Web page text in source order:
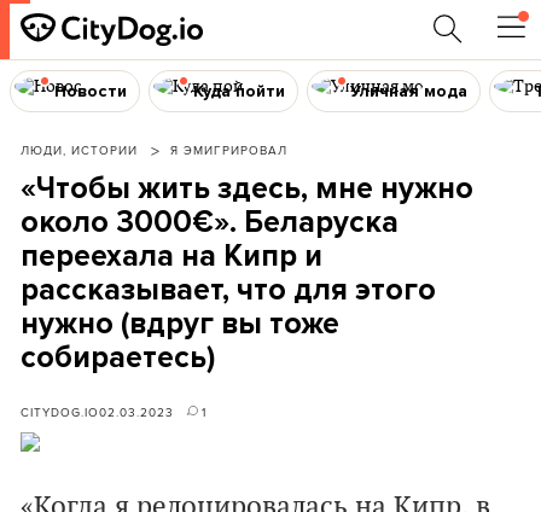
Новости Куда пойти Уличная мода
ЛЮДИ, ИСТОРИИ Я ЭМИГРИРОВАЛ
«Чтобы жить здесь, мне нужно
около 3000€». Беларуска
переехала на Кипр и
рассказывает, что для этого
нужно (вдруг вы тоже
собираетесь)
CITYDOG.IO02.03.2023 1